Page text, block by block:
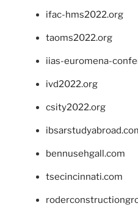
ifac-hms2022.org
taoms2022.org
iias-euromena-
ivd2022.org
csity2022.org
bennusehgall.com
tsecincinnati.com